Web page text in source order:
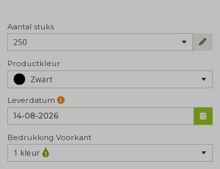
Aantal stuks
250
Productkleur
Zwart
Leverdatum
Bedrukking Voorkant
1 kleur